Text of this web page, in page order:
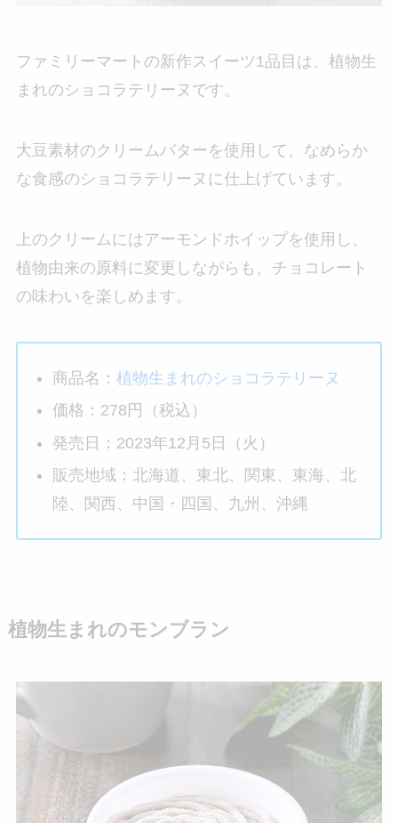
ファミリーマートの新作スイーツ1品目は、植物生
まれのショコラテリーヌです。
大豆素材のクリームバターを使用して、なめらか
な食感のショコラテリーヌに仕上げています。
上のクリームにはアーモンドホイップを使用し、
植物由来の原料に変更しながらも、チョコレート
の味わいを楽しめます。
商品名：植物生まれのショコラテリーヌ
価格：278円（税込）
発売日：2023年12月5日（火）
販売地域：北海道、東北、関東、東海、北
陸、関西、中国・四国、九州、沖縄
植物生まれのモンブラン